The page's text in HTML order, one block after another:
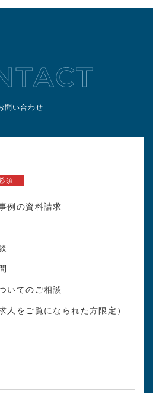
問い合わせ
須
例の資料請求
いてのご相談
人をご覧になられた方限定）